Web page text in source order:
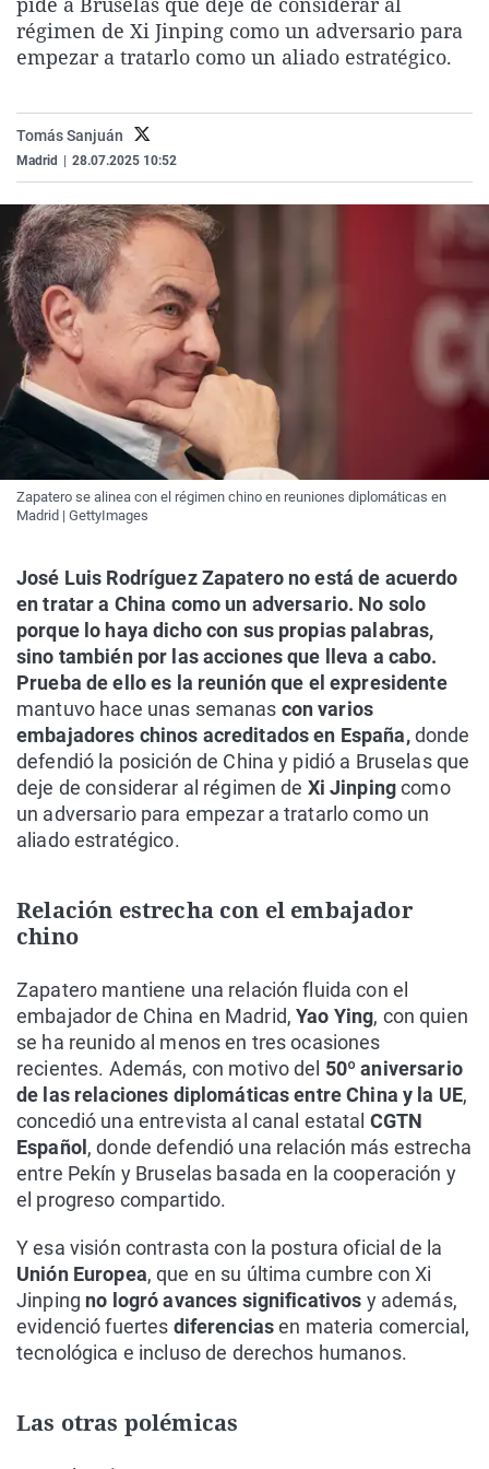
La rosa de los vientos
Gente viajera
Caso
Retornados
Extremadura
Galicia
Virales
Televisión
régimen de Xi Jinping como un adversario para
empezar a tratarlo como un aliado estratégico.
Tomás Sanjuán
Madrid 28.07.2025 10:52
Zapatero se alinea con el régimen chino en reuniones diplomáticas en
Madrid | GettyImages
José Luis Rodríguez Zapatero no está de acuerdo
en tratar a China como un adversario. No solo
porque lo haya dicho con sus propias palabras,
sino también por las acciones que lleva a cabo.
Prueba de ello es la reunión que el expresidente
mantuvo hace unas semanas con varios
embajadores chinos acreditados en España,donde
defendió la posición de China y pidió a Bruselas que
deje de considerar al régimen de Xi Jinpingcomo
un adversario para empezar a tratarlo como un
aliado estratégico.
Relación estrecha con el embajador
chino
Zapatero mantiene una relación fluida con el
embajador de China en Madrid,Yao Ying, con quien
se ha reunido al menos en tres ocasiones
recientes. Además, con motivo del 50º aniversario
de las relaciones diplomáticas entre China y la UE,
concedió una entrevista al canal estatal CGTN
Español , donde defendió una relación más estrecha
entre Pekín y Bruselas basada en la cooperación y
el progreso compartido.
Y esa visión contrasta con la postura oficial de la
Unión Europea, que en su última cumbre con Xi
Jinping no logró avances significativos y además,
evidenció fuertes diferenciasen materia comercial,
tecnológica e incluso de derechos humanos.
Las otras polémicas